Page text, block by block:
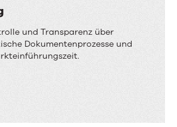
und Transparenz über
Dokumentenprozesse und